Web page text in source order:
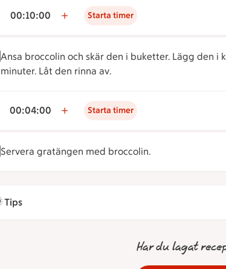
00:10:00 Starta timer
Ansa broccolin och skär den i buketter. Lägg den i
minuter. Låt den rinna av.
00:04:00 Starta timer
Servera gratängen med broccolin.
Tips
Har du lagat